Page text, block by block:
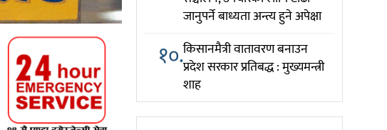
जानुपर्ने बाध्यता अन्त्य हुने अपेक्षा
१०.किसानमैत्री वातावरण बनाउन
प्रदेश सरकार प्रतिबद्ध : मुख्यमन्त्री
शाह